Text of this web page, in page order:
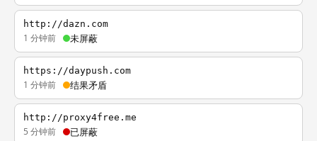
http://dazn.com
1 分钟前 未屏蔽
https://daypush.com
1 分钟前 结果矛盾
http://proxy4free.me
5 分钟前 已屏蔽